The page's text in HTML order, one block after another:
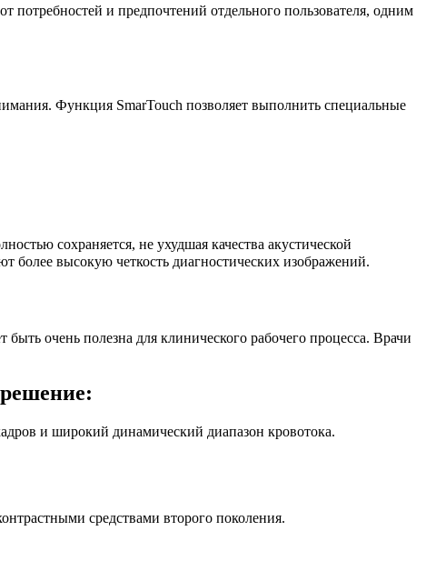
потребностей и предпочтений отдельного пользователя, одним
Функция SmarTouch позволяет выполнить специальные
сохраняется, не ухудшая качества акустической
более высокую четкость диагностических изображений.
очень полезна для клинического рабочего процесса. Врачи
и широкий динамический диапазон кровотока.
средствами второго поколения.